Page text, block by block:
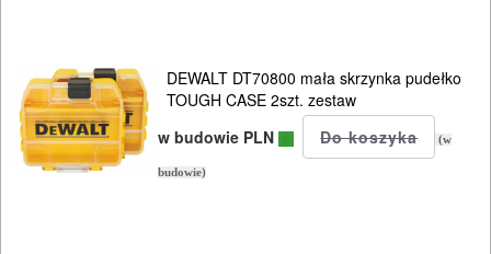
Torby
Plecaki
Pasy
DEWALT DT70800 mała skrzynka pudełko
TOUGH CASE 2szt. zestaw
w budowie PLN
(w
budowie)